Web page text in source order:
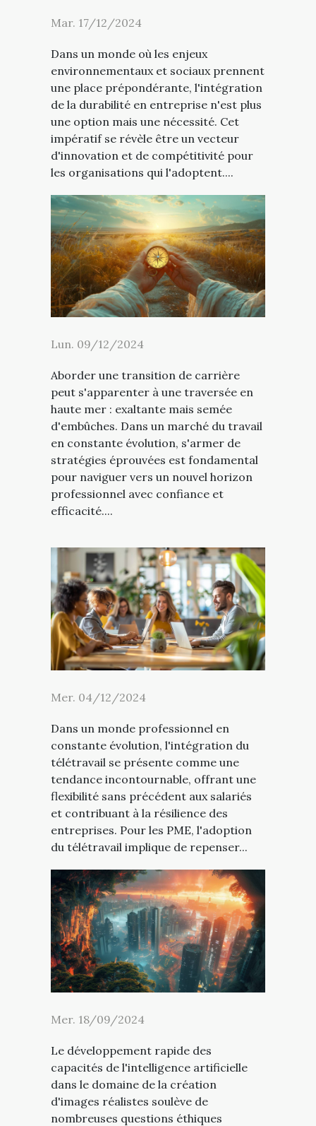
Mar. 17/12/2024
Dans un monde où les enjeux
environnementaux et sociaux prennent
une place prépondérante, l'intégration
de la durabilité en entreprise n'est plus
une option mais une nécessité. Cet
impératif se révèle être un vecteur
d'innovation et de compétitivité pour
les organisations qui l'adoptent....
Lun. 09/12/2024
Aborder une transition de carrière
peut s'apparenter à une traversée en
haute mer : exaltante mais semée
d'embûches. Dans un marché du travail
en constante évolution, s'armer de
stratégies éprouvées est fondamental
pour naviguer vers un nouvel horizon
professionnel avec confiance et
efficacité....
Mer. 04/12/2024
Dans un monde professionnel en
constante évolution, l'intégration du
télétravail se présente comme une
tendance incontournable, offrant une
flexibilité sans précédent aux salariés
et contribuant à la résilience des
entreprises. Pour les PME, l'adoption
du télétravail implique de repenser...
Mer. 18/09/2024
Le développement rapide des
capacités de l'intelligence artificielle
dans le domaine de la création
d'images réalistes soulève de
nombreuses questions éthiques